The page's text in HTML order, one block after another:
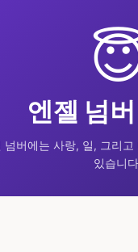
엔젤 넘
넘버에는 사랑, 일, 그리
있습니